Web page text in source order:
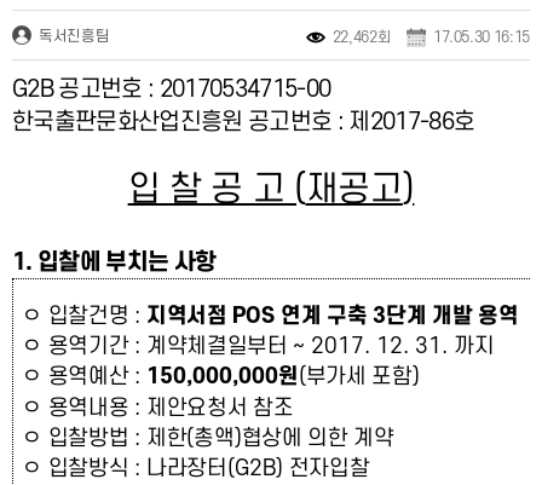
독서진흥팀 22,462회 17.05.30 16:15
G2B공고번호 : 20170534715-00
한국출판문화산업진흥원 공고번호 : 제 2017-86호
입 찰 공 고 (재공고)
1. 입찰에 부치는 사항
ㅇ 입찰건명 : 지역서점 POS 연계 구축3단계 개발 용역
ㅇ 용역기간 : 계약체결일부터 ~ 2017. 12. 31. 까지
ㅇ 용역예산 : 150,000,000원(부가세 포함)
ㅇ 용역내용 : 제안요청서 참조
ㅇ 입찰방법 : 제한(총액 )협상에 의한 계약
ㅇ 입찰방식 : 나라장터 (G2B) 전자입찰